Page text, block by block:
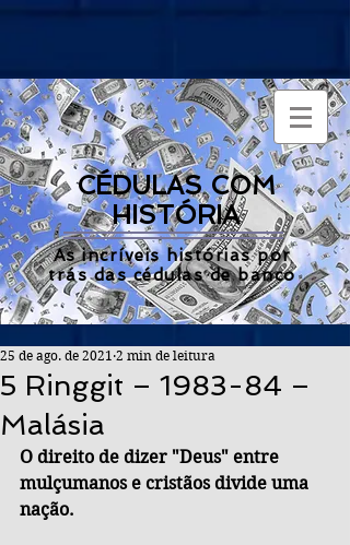
CÉDULAS COM
HISTÓRIA
As incríveis histórias por
trás das cédulas de banco
5 Ringgit – 1983-84 –
Malásia
25 de ago. de 2021 2 min de leitura
O direito de dizer "Deus" entre
mulçumanos e cristãos divide uma
nação.